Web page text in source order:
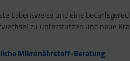
Lebensweise und eine
zu unterstützen und neue
Mikronährstoff-Beratung